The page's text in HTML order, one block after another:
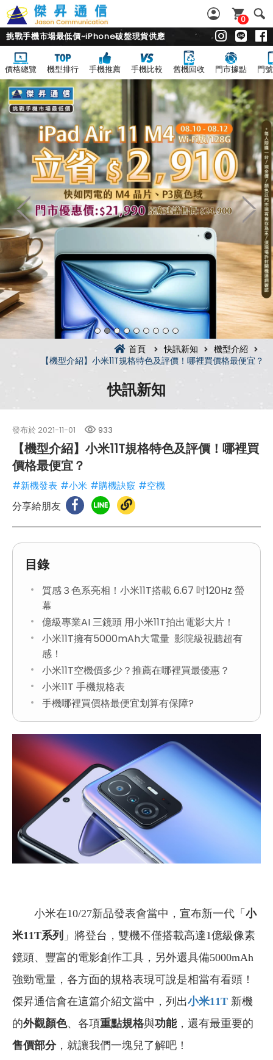
0
挑戰手機市場最低價~iPhone破盤現貨供應
價格總覽 機型排行 手機推薦 手機比較 舊機回收 門市據點 門
首頁 快訊新知
機型介紹
【機型介紹】小米11T規格特色及評價！哪裡買價格最便宜？
快訊新知
發布於 2021-11-01 933
【機型介紹】小米11T規格特色及評價！哪裡買
價格最便宜？
#新機發表 #小米 #購機訣竅 #空機
分享給朋友
目錄
質感３色系亮相！小米11T搭載 6.67 吋120Hz 螢
幕
億級專業AI 三鏡頭 用小米11T拍出電影大片！
小米11T擁有5000mAh大電量 影院級視聽超有
感！
小米11T空機價多少？推薦在哪裡買最優惠？
小米11T 手機規格表
手機哪裡買價格最便宜划算有保障?
小米在10/27新品發表會當中，宣布新一代「 小
米11T系列 」將登台，雙機不僅搭載高達1億級像素
鏡頭、豐富的電影創作工具，另外還具備5000mAh
強勁電量，各方面的規格表現可說是相當有看頭！
傑昇通信會在這篇介紹文當中，列出小米11T 新機
的外觀顏色、各項重點規格與功能，還有最重要的
售價部分，就讓我們一塊兒了解吧！